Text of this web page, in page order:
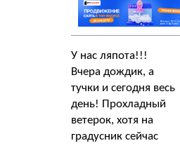
У нас ляпота!!!
Вчера дождик, а
тучки и сегодня весь
день! Прохладный
ветерок, хотя на
градусник сейчас